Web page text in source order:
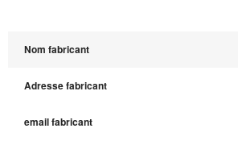
Nom fabricant
Adresse fabricant
email fabricant